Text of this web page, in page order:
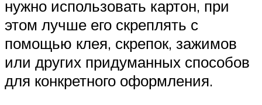
нужно использовать картон, при
этом лучше его скреплять с
помощью клея, скрепок, зажимов
или других придуманных способов
для конкретного оформления.